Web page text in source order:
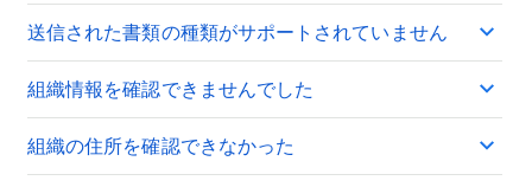
送信された書類の種類がサポートされていません
組織情報を確認できませんでした
組織の住所を確認できなかった